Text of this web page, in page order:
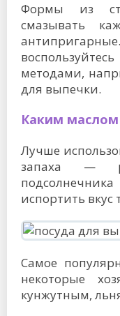
Формы из
смазывать
методами,
для выпечки.
Каким
Лучше
запаха —
испортить вкус
Самое
некоторые
кунжутным,